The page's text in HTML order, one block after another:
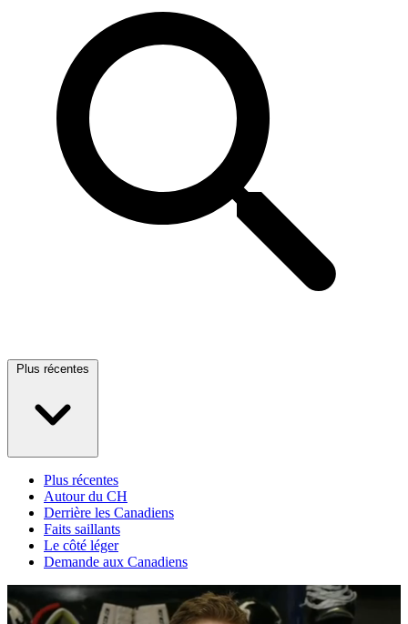
Plus récentes
Plus récentes
Autour du CH
Derrière les Canadiens
Faits saillants
Le côté léger
Demande aux Canadiens